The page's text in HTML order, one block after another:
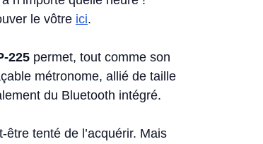
le vôtre ici.
225 permet, tout comme son
métronome, allié de taille
du Bluetooth intégré.
être tenté de l’acquérir. Mais